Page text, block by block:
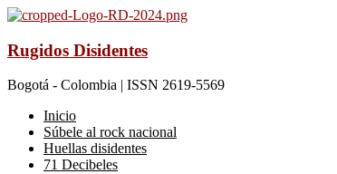
Rugidos Disidentes
Bogotá - Colombia | ISSN 2619-5569
Inicio
Súbele al rock nacional
Huellas disidentes
71 Decibeles